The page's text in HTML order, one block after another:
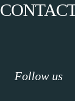
Follow us